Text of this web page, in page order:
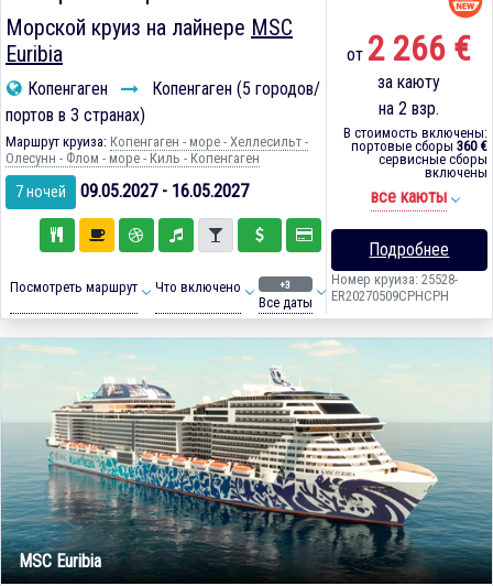
Морской круиз на лайнере MSC
Euribia
Копенгаген
Копенгаген (5 городов/
портов в 3 странах)
Маршрут круиза: Копенгаген - море - Хеллесильт -
Олесунн - Флом - море - Киль - Копенгаген
7 ночей 09.05.2027 - 16.05.2027
Посмотреть маршрут Что включено +3
Все даты
от 2 266 €
за каюту
на 2 взр.
В стоимость включены:
портовые сборы 360 €
сервисные сборы
включены
все каюты
Подробнее
Номер круиза: 25528-
ER20270509CPHCPH
MSC Euribia